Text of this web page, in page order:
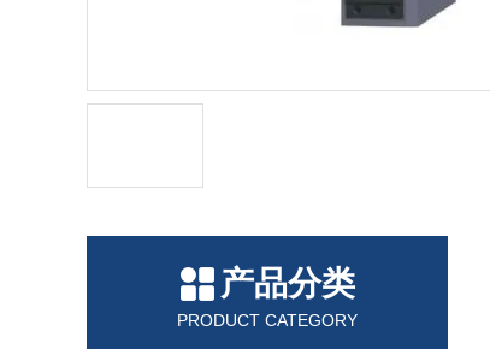
产品分类
PRODUCT CATEGORY